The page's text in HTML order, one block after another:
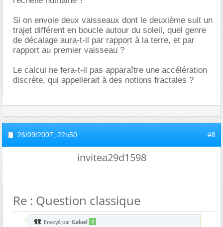
Si on envoie deux vaisseaux dont le deuxième suit un
trajet différent en boucle autour du soleil, quel genre
de décalage aura-t-il par rapport à la terre, et par
rapport au premier vaisseau ?
Le calcul ne fera-t-il pas apparaître une accélération
discrète, qui appellerait à des notions fractales ?
26/09/2007, 22h50 #8
invitea29d1598
Re : Question classique
Envoyé par Galuel